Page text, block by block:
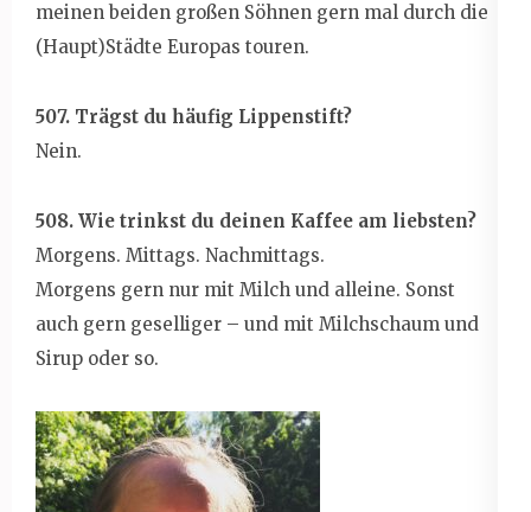
meinen beiden großen Söhnen gern mal durch die
(Haupt)Städte Europas touren.
507. Trägst du häufig Lippenstift?
Nein.
508. Wie trinkst du deinen Kaffee am liebsten?
Morgens. Mittags. Nachmittags.
Morgens gern nur mit Milch und alleine. Sonst
auch gern geselliger – und mit Milchschaum und
Sirup oder so.